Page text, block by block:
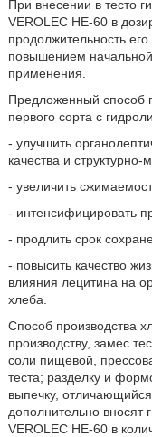
При внесении в тесто
VEROLEC HE-60 в
продолжительность
повышением начальной
применения.
Предложенный способ
первого сорта с
- улучшить
качества и
- увеличить
- интенсифицировать
- продлить срок
- повысить качество
влияния лецитина на
хлеба.
Способ производства
производству, замес
соли пищевой,
теста; разделку и
выпечку,
дополнительно вносят
VEROLEC HE-60 в